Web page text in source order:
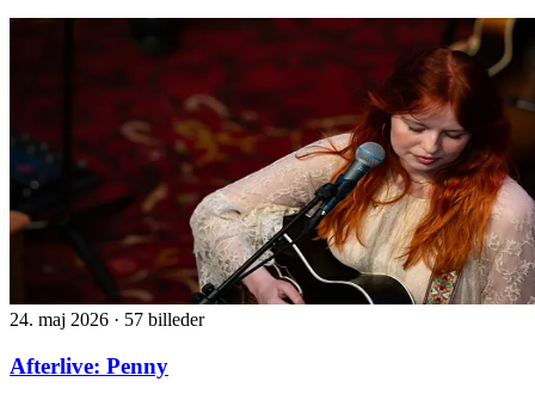
24. maj 2026 · 57 billeder
Afterlive: Penny